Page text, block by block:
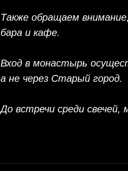
Также обращаем
бара и кафе.
Вход в монастырь
а не через Старый город.
До встречи среди свечей,